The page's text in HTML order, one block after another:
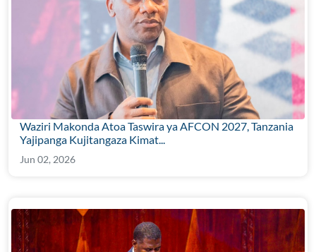
Waziri Makonda Atoa Taswira ya AFCON 2027, Tanzania
Yajipanga Kujitangaza Kimat...
Jun 02, 2026